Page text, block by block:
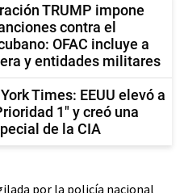
TRUMP impone
contra el
OFAC incluye a
y entidades militares
Times: EEUU elevó a
1" y creó una
de la CIA
por la policía nacional